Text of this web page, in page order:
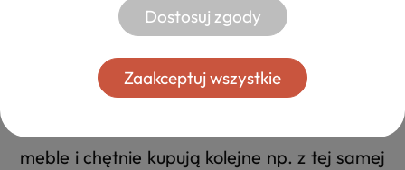
Każda szafa przesuwna dostępna w Meble
Expert jest nienagannie wykonana, z
dbałością o najmniejszy szczegół. Dzięki
meble i chętnie kupują kolejne np. z tej samej
Dostosuj zgody
Zaakceptuj wszystkie